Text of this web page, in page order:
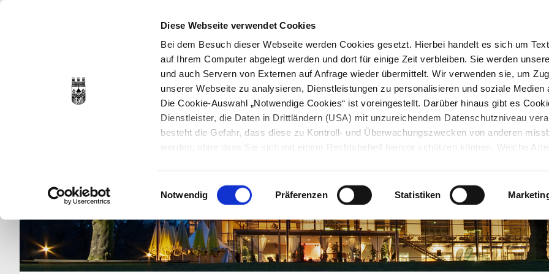
Diese Webseite verwendet Cookies
Bei dem Besuch dieser Webseite werden Cookies gesetzt. Hierbei handelt es sich um
auf Ihrem Computer abgelegt werden und dort für einige Zeit verbleiben. Sie werden
und auch Servern von Externen auf Anfrage wieder übermittelt. Wir verwenden sie, um
unserer Webseite zu analysieren, Dienstleistungen zu personalisieren und soziale Medien
Die Cookie-Auswahl „Notwendige Cookies“ ist voreingestellt. Darüber hinaus gibt es
Dienstleister, die Daten in Drittländern (USA) mit unzureichendem Datenschutzniveau
besteht die Gefahr, dass diese zu Kontroll- und Überwachungszwecken von anderen
werden, ohne dass Sie sich mit einem Rechtsbehelf hiervor schützen können. Welche
Datenschutzerklärung
entnehmen. Die von Ihnen getroffene Auswahl der gewünschten
jederzeit mit Wirkung für die Zukunft angepasst oder
werden.
Einwilligungsauswahl
Notwendig Präferenzen Statistiken
STARTSEITE